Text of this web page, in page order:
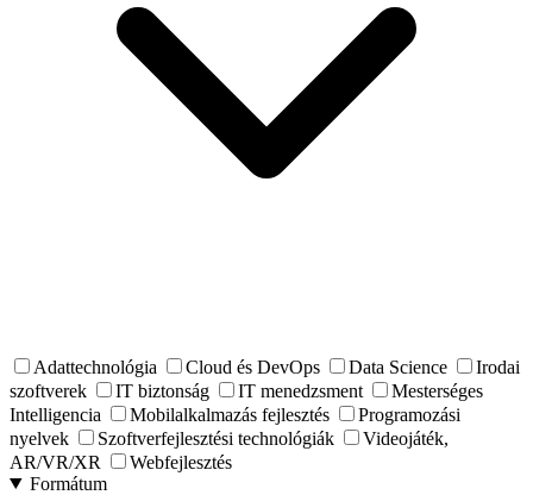
Adattechnológia Cloud és DevOps Data Science
Irodai
szoftverek
IT biztonság IT menedzsment
Mesterséges
Intelligencia
Mobilalkalmazás fejlesztés
Programozási
nyelvek
Szoftverfejlesztési technológiák
Videojáték,
AR/VR/XR
Webfejlesztés
Formátum